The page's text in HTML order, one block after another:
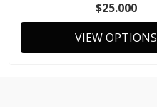
$25.000
VIEW OPTIONS